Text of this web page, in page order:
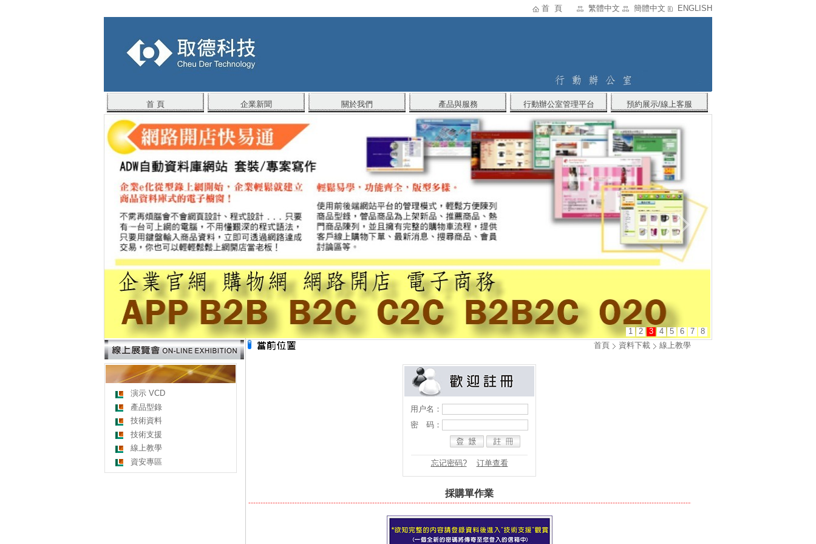
首 頁 繁體中文 簡體中文 ENGLISH
首 頁 企業新聞 關於我們 產品與服務 行動辦公室管理平台 預約展示/線上客服
1 2 3 4 5 6 7 8
演示 VCD
產品型錄
技術資料
技術支援
線上教學
資安專區
首頁 資料下載 線上教學
用户名：
密 码：
忘记密码? 订单查看
採購單作業